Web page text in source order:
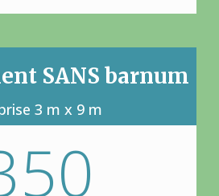
SANS barnum
3 m x 9 m